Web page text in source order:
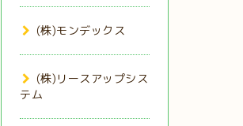
(株)モンデックス
(株)リースアップシス
テム